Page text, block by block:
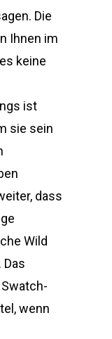
Die
Ihnen im
keine
ist
sie sein
dass
Wild
wenn